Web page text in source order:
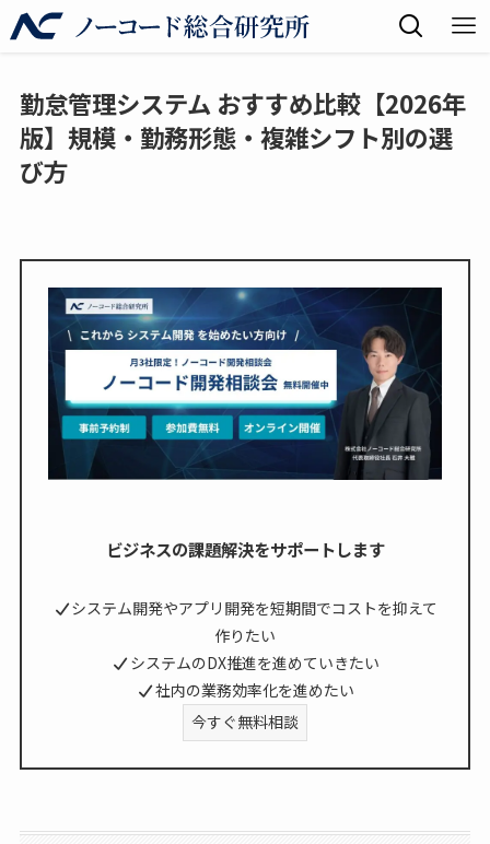
勤怠管理システム おすすめ比較【2026年
版】規模・勤務形態・複雑シフト別の選
び方
ビジネスの課題解決をサポートします
システム開発やアプリ開発を短期間でコストを抑えて
作りたい
システムのDX推進を進めていきたい
社内の業務効率化を進めたい
今すぐ無料相談